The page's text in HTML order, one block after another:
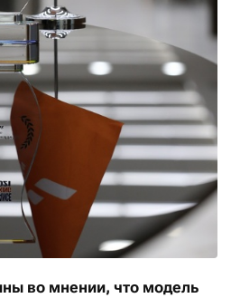
во мнении, что модель